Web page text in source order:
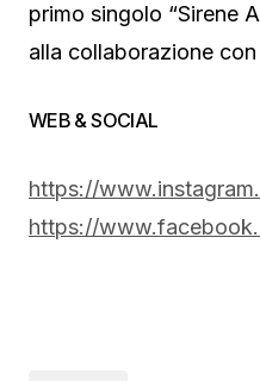
primo singolo “Sirene
alla collaborazione
WEB & SOCIAL
https://
https://